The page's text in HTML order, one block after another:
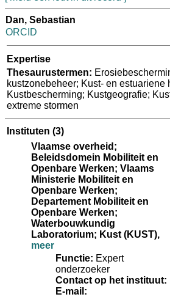
Dan, Sebastian
ORCID
Expertise
Thesaurustermen:
kustzonebeheer; Kust- en estuariene
Kustbescherming; Kustgeografie;
extreme stormen
Instituten (3)
Vlaamse overheid;
Beleidsdomein Mobiliteit en
Openbare Werken; Vlaams
Ministerie Mobiliteit en
Openbare Werken;
Departement Mobiliteit en
Openbare Werken;
Waterbouwkundig
Laboratorium; Kust (KUST),
meer
Functie: Expert
onderzoeker
Contact op het instituut:
E-mail: